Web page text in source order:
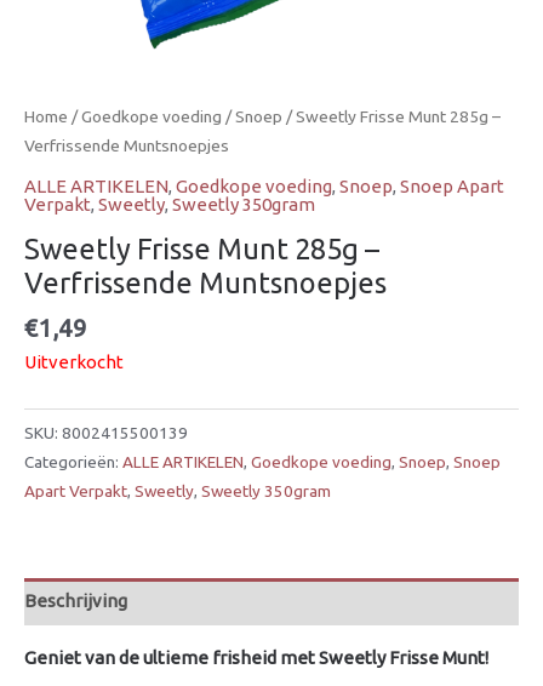
Home /Goedkope voeding /Snoep / Sweetly Frisse Munt 285g –
Verfrissende Muntsnoepjes
ALLE ARTIKELEN, Goedkope voeding, Snoep, Snoep Apart
Verpakt, Sweetly, Sweetly 350gram
Sweetly Frisse Munt 285g –
Verfrissende Muntsnoepjes
€1,49
Uitverkocht
SKU: 8002415500139
Categorieën: ALLE ARTIKELEN, Goedkope voeding, Snoep, Snoep
Apart Verpakt, Sweetly, Sweetly 350gram
Beschrijving
Geniet van de ultieme frisheid met Sweetly Frisse Munt!